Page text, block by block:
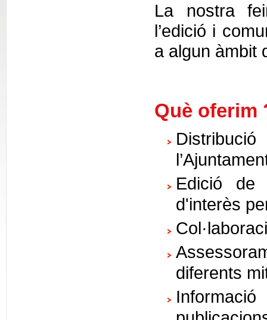
La nostra
l’edició i
a algun àmbit
Què oferim
Edició de
d'interès
diferents